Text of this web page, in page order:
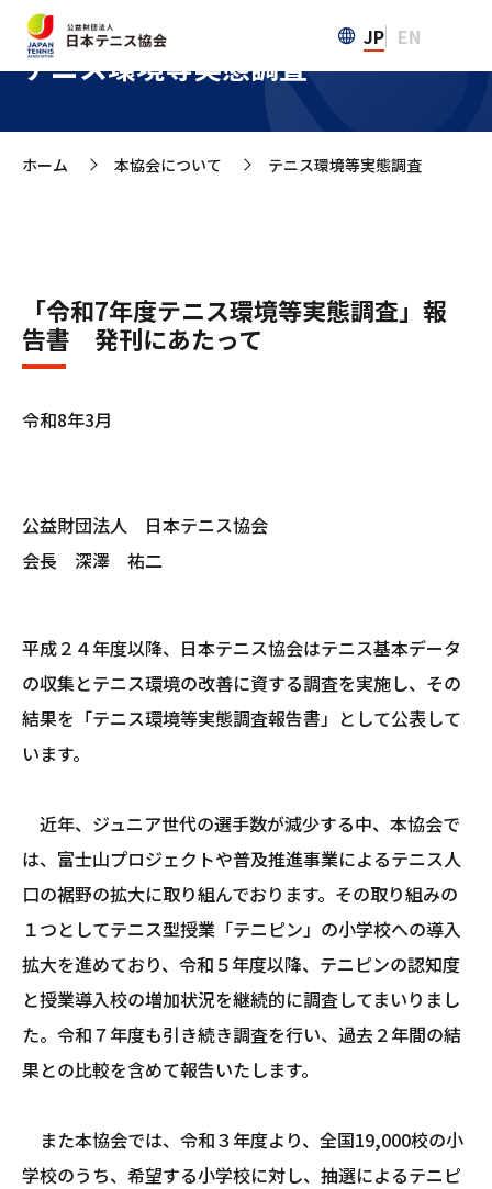
JP EN
テニス環境等実態調査
ホーム >
本協会について >
テニス環境等実態調査
「令和7年度テニス環境等実態調査」報
告書 発刊にあたって
令和8年3月
公益財団法人 日本テニス協会
会長 深澤 祐二
平成２４年度以降、日本テニス協会はテニス基本データ
の収集とテニス環境の改善に資する調査を実施し、その
結果を「テニス環境等実態調査報告書」として公表して
います。
近年、ジュニア世代の選手数が減少する中、本協会で
は、富士山プロジェクトや普及推進事業によるテニス人
口の裾野の拡大に取り組んでおります。その取り組みの
１つとしてテニス型授業「テニピン」の小学校への導入
拡大を進めており、令和５年度以降、テニピンの認知度
と授業導入校の増加状況を継続的に調査してまいりまし
た。令和７年度も引き続き調査を行い、過去２年間の結
果との比較を含めて報告いたします。
また本協会では、令和３年度より、全国19,000校の小
学校のうち、希望する小学校に対し、抽選によるテニピ